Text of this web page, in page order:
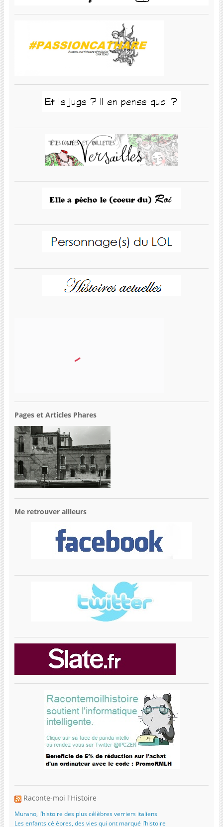
Pages et Articles Phares
Me retrouver ailleurs
Raconte-moi l'Histoire
Murano, l’histoire des plus célèbres verriers italiens
Les enfants célèbres, des vies qui ont marqué l’histoire